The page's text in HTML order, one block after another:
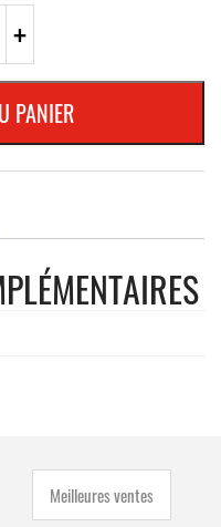
+
PANIER
Meilleures ventes